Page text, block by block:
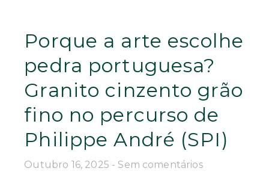
Porque a arte escolhe
pedra portuguesa?
Granito cinzento grão
fino no percurso de
Philippe André (SPI)
Outubro 16, 2025 Sem comentários